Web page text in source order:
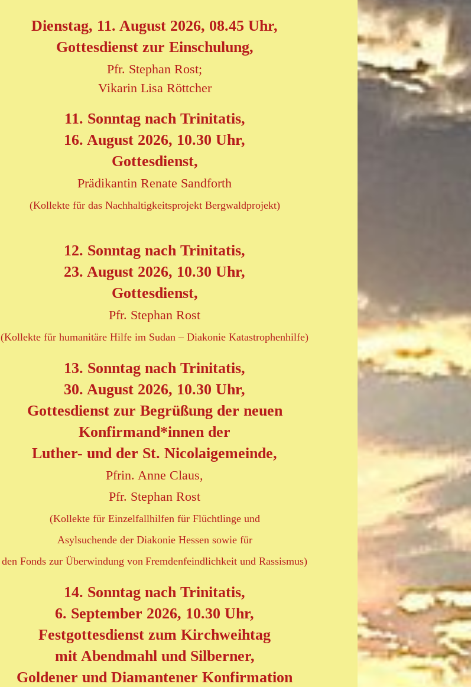
Dienstag, 11. August 2026, 08.45 Uhr,
Gottesdienst zur Einschulung,
Pfr. Stephan Rost;
Vikarin Lisa Röttcher
11. Sonntag nach Trinitatis,
16. August 2026, 10.30 Uhr,
Gottesdienst,
Prädikantin Renate Sandforth
(Kollekte für das Nachhaltigkeitsprojekt Bergwaldprojekt)
12. Sonntag nach Trinitatis,
23. August 2026, 10.30 Uhr,
Gottesdienst,
Pfr. Stephan Rost
(Kollekte für humanitäre Hilfe im Sudan – Diakonie Katastrophenhilfe)
13. Sonntag nach Trinitatis,
30. August 2026, 10.30 Uhr,
Gottesdienst zur Begrüßung der neuen
Konfirmand*innen der
Luther- und der St. Nicolaigemeinde,
Pfrin. Anne Claus,
Pfr. Stephan Rost
(Kollekte für Einzelfallhilfen für Flüchtlinge und
Asylsuchende der Diakonie Hessen sowie für
den Fonds zur Überwindung von Fremdenfeindlichkeit und Rassismus)
14. Sonntag nach Trinitatis,
6. September 2026, 10.30 Uhr,
Festgottesdienst zum Kirchweihtag
mit Abendmahl und Silberner,
Goldener und Diamantener Konfirmation